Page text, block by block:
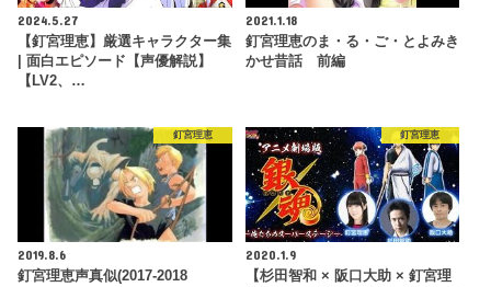
2024.5.27
【釘宮理恵】厳選キャラクター集
| 面白エピソード【声優解説】
【LV2、…
2021.1.18
釘宮理恵のま・る・ご・とよみき
かせ昔話 前編
釘宮理恵
2019.8.6
釘宮理恵声真似(2017-2018
釘宮理恵
2020.1.9
【杉田智和 × 阪口大助 × 釘宮理